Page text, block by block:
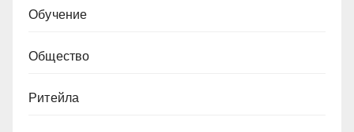
Обучение
Общество
Ритейла